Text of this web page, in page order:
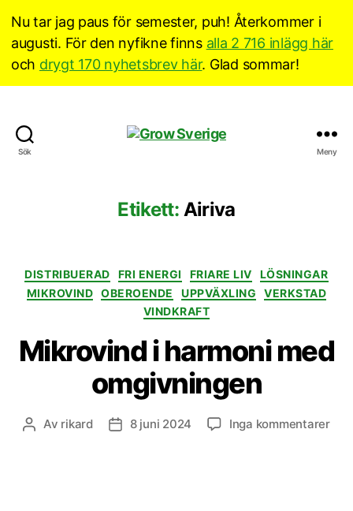
Nu tar jag paus för semester, puh! Återkommer i
augusti. För den nyfikne finns alla 2 716 inlägg här
och drygt 170 nyhetsbrev här. Glad sommar!
Sök Meny
Etikett: Airiva
Kategorier
DISTRIBUERAD FRI ENERGI FRIARE LIV
LÖSNINGAR
MIKROVIND
OBEROENDE UPPVÄXLING
VERKSTAD
VINDKRAFT
Mikrovind i harmoni med
omgivningen
Inläggsförfattare
Av rikard Inläggsdatum
8 juni 2024 Inga kommentarertill